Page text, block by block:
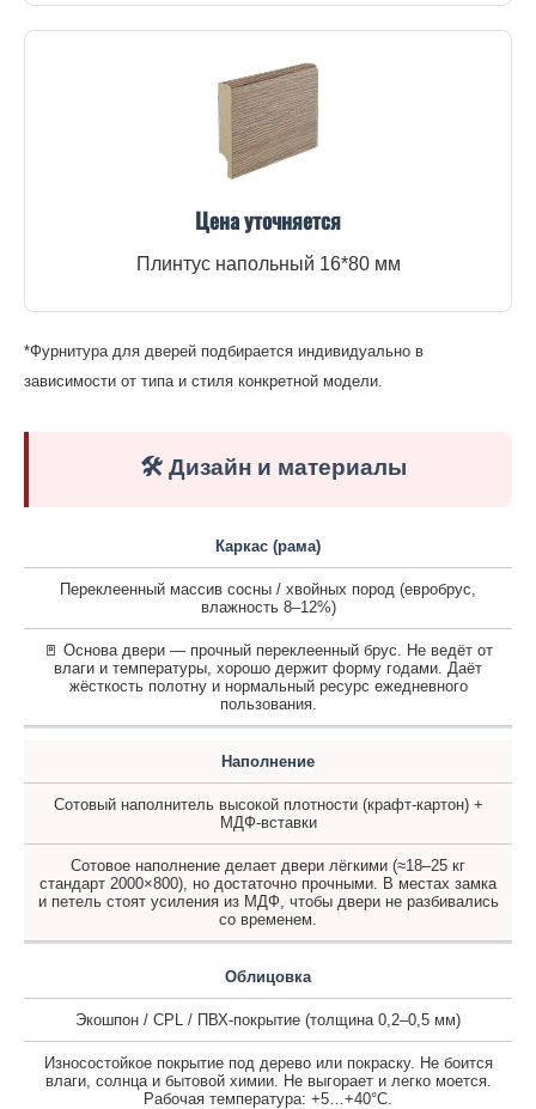
Цена уточняется
Плинтус напольный 16*80 мм
*Фурнитура для дверей подбирается индивидуально в
зависимости от типа и стиля конкретной модели.
🛠️ Дизайн и материалы
Каркас (рама)
Переклеенный массив сосны / хвойных пород (евробрус,
влажность 8–12%)
🚪 Основа двери — прочный переклеенный брус. Не ведёт от
влаги и температуры, хорошо держит форму годами. Даёт
жёсткость полотну и нормальный ресурс ежедневного
пользования.
Наполнение
Сотовый наполнитель высокой плотности (крафт-картон) +
МДФ-вставки
Сотовое наполнение делает двери лёгкими (≈18–25 кг
стандарт 2000×800), но достаточно прочными. В местах замка
и петель стоят усиления из МДФ, чтобы двери не разбивались
со временем.
Облицовка
Экошпон / CPL / ПВХ-покрытие (толщина 0,2–0,5 мм)
Износостойкое покрытие под дерево или покраску. Не боится
влаги, солнца и бытовой химии. Не выгорает и легко моется.
Рабочая температура: +5…+40°C.